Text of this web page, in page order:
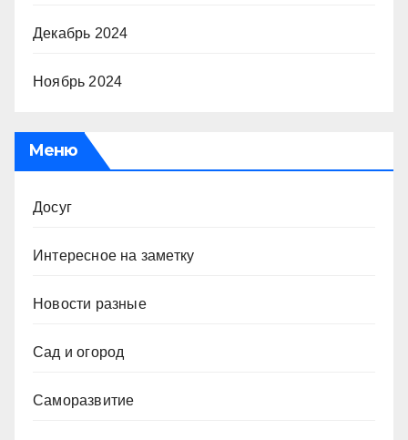
Декабрь 2024
Ноябрь 2024
Меню
Досуг
Интересное на заметку
Новости разные
Сад и огород
Саморазвитие